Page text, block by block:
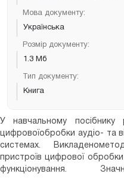
Мова документу:
Українська
Розмір документу:
1.3 Мб
Тип документу:
Книга
У навчальному посібнику
цифровоїобробки аудіо- та
системах.
пристроїв цифрової обробки
функціонування.